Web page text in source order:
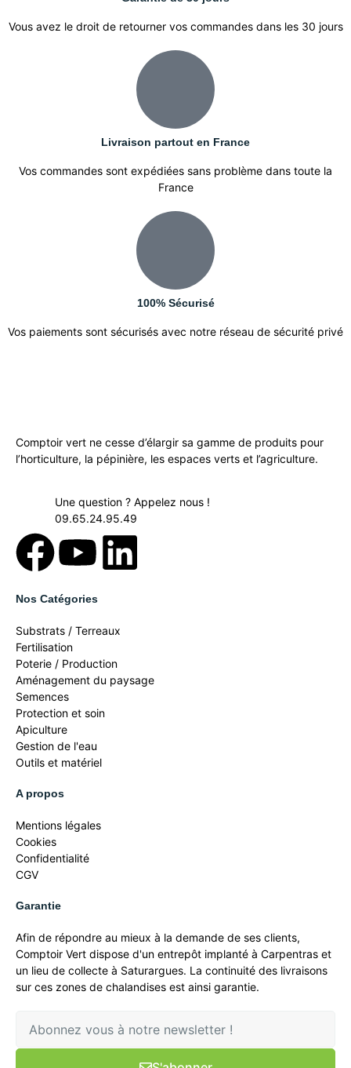
Vous avez le droit de retourner vos commandes dans les 30 jours
Livraison partout en France
Vos commandes sont expédiées sans problème dans toute la
France
100% Sécurisé
Vos paiements sont sécurisés avec notre réseau de sécurité privé
Comptoir vert ne cesse d’élargir sa gamme de produits pour
l’horticulture, la pépinière, les espaces verts et l’agriculture.
Une question ? Appelez nous !
09.65.24.95.49
Nos Catégories
Substrats / Terreaux
Fertilisation
Poterie / Production
Aménagement du paysage
Semences
Protection et soin
Apiculture
Gestion de l'eau
Outils et matériel
A propos
Mentions légales
Cookies
Confidentialité
CGV
Garantie
Afin de répondre au mieux à la demande de ses clients,
Comptoir Vert dispose d'un entrepôt implanté à Carpentras et
un lieu de collecte à Saturargues. La continuité des livraisons
sur ces zones de chalandises est ainsi garantie.